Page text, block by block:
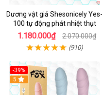
Dương vật giả Shesonicely Yes-
100 tự động phát nhiệt thụt
1.180.000₫ 2.070.000₫
(910)
-39%
Hot
5